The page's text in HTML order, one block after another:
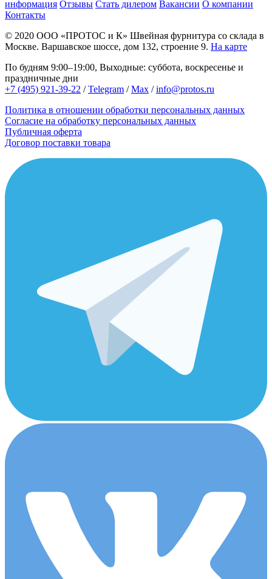
информация Отзывы Стать дилером Вакансии О компании
Контакты
© 2020 ООО «ПРОТОС и К» Швейная фурнитура со склада в
Москве. Варшавское шоссе, дом 132, строение 9. На карте
По будням 9:00–19:00, Выходные: суббота, воскресенье и
праздничные дни
+7 (495) 921-39-22 /Telegram /Max /info@protos.ru
Политика в отношении обработки персональных данных
Согласие на обработку персональных данных
Публичная оферта
Договор поставки товара